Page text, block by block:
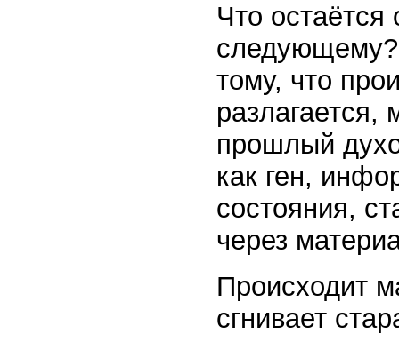
Что остаётся
тому, что
прошлый
как ген,
состояния,
через
Происходит
сгнивает